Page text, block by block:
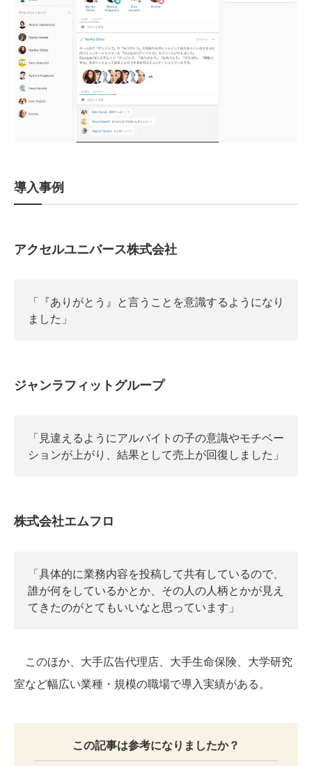
導入事例
アクセルユニバース株式会社
「『ありがとう』と言うことを意識するようになり
ました」
ジャンラフィットグループ
「見違えるようにアルバイトの子の意識やモチベー
ションが上がり、結果として売上が回復しました」
株式会社エムフロ
「具体的に業務内容を投稿して共有しているので、
誰が何をしているかとか、その人の人柄とかが見え
てきたのがとてもいいなと思っています」
このほか、大手広告代理店、大手生命保険、大学研究
室など幅広い業種・規模の職場で導入実績がある。
この記事は参考になりましたか？